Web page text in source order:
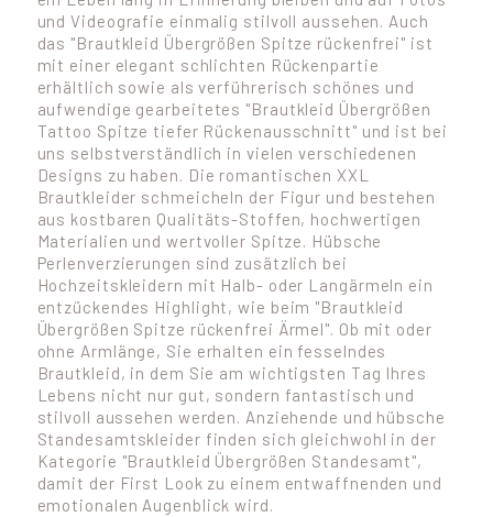
und Videografie einmalig stilvoll aussehen. Auch
das "Brautkleid Übergrößen Spitze rückenfrei" ist
mit einer elegant schlichten Rückenpartie
erhältlich sowie als verführerisch schönes und
aufwendige gearbeitetes "Brautkleid Übergrößen
Tattoo Spitze tiefer Rückenausschnitt" und ist bei
uns selbstverständlich in vielen verschiedenen
Designs zu haben. Die romantischen XXL
Brautkleider schmeicheln der Figur und bestehen
aus kostbaren Qualitäts-Stoffen, hochwertigen
Materialien und wertvoller Spitze. Hübsche
Perlenverzierungen sind zusätzlich bei
Hochzeitskleidern mit Halb- oder Langärmeln ein
entzückendes Highlight, wie beim "Brautkleid
Übergrößen Spitze rückenfrei Ärmel". Ob mit oder
ohne Armlänge, Sie erhalten ein fesselndes
Brautkleid, in dem Sie am wichtigsten Tag Ihres
Lebens nicht nur gut, sondern fantastisch und
stilvoll aussehen werden. Anziehende und hübsche
Standesamtskleider finden sich gleichwohl in der
Kategorie "Brautkleid Übergrößen Standesamt",
damit der First Look zu einem entwaffnenden und
emotionalen Augenblick wird.